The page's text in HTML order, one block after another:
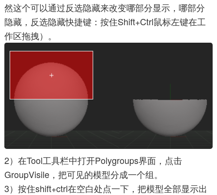
然这个可以通过反选隐藏来改变哪部分显示，哪部分
隐藏，反选隐藏快捷键：按住Shift+Ctrl鼠标左键在工
作区拖拽）。
2）在Tool工具栏中打开Polygroups界面，点击
GroupVisile，把可见的模型分成一个组。
3）按住shift+ctrl在空白处点一下，把模型全部显示出